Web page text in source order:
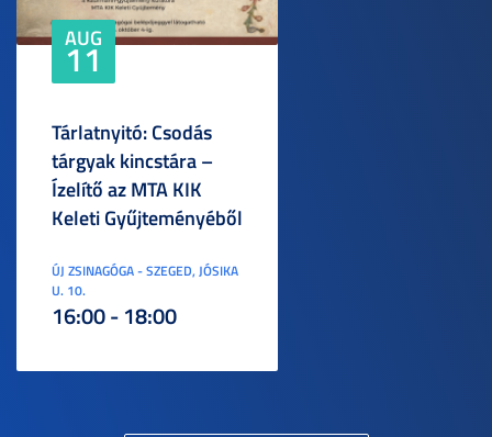
AUG
11
Tárlatnyitó: Csodás
tárgyak kincstára –
Ízelítő az MTA KIK
Keleti Gyűjteményéből
ÚJ ZSINAGÓGA - SZEGED, JÓSIKA
U. 10.
16:00 - 18:00